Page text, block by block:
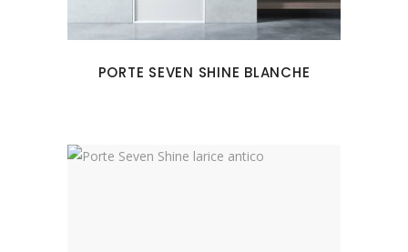
PORTE SEVEN SHINE BLANCHE